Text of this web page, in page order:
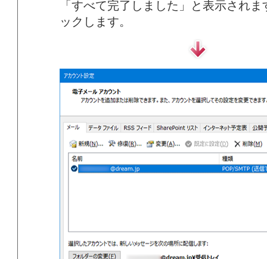
「すべて完了しました」と表示され
ックします。